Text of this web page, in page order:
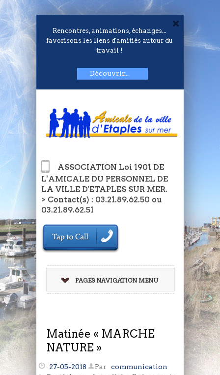
Rencontres, animations, échanges...
favorisons les liens d'amitiés autour du
travail !
Découvrir...
ASSOCIATION Loi 1901 DE
L'AMICALE DU PERSONNEL DE
LA VILLE D'ETAPLES SUR MER.
> Contact(s) : 03.21.89.62.50 ou
03.21.89.62.51
PAGES NAVIGATION MENU
Matinée « MARCHE
NATURE »
27-05-2018 Par
communication